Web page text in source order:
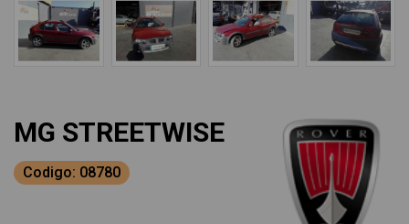
MG STREETWISE
Codigo: 08780